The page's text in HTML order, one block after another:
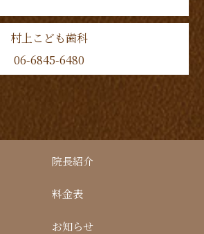
村上こども歯科
06-6845-6480
院長紹介
料金表
お知らせ